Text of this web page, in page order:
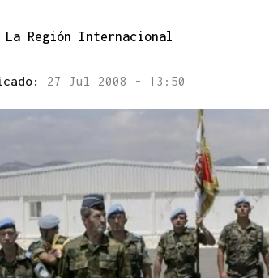
La Región Internacional
27 Jul 2008 - 13:50